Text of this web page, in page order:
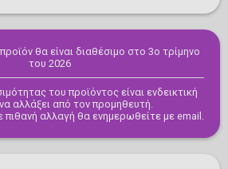
θα είναι διαθέσιμο στο 3ο τρίμηνο
του 2026
του προϊόντος είναι ενδεικτική
αλλάξει από τον προμηθευτή.
αλλαγή θα ενημερωθείτε με email.